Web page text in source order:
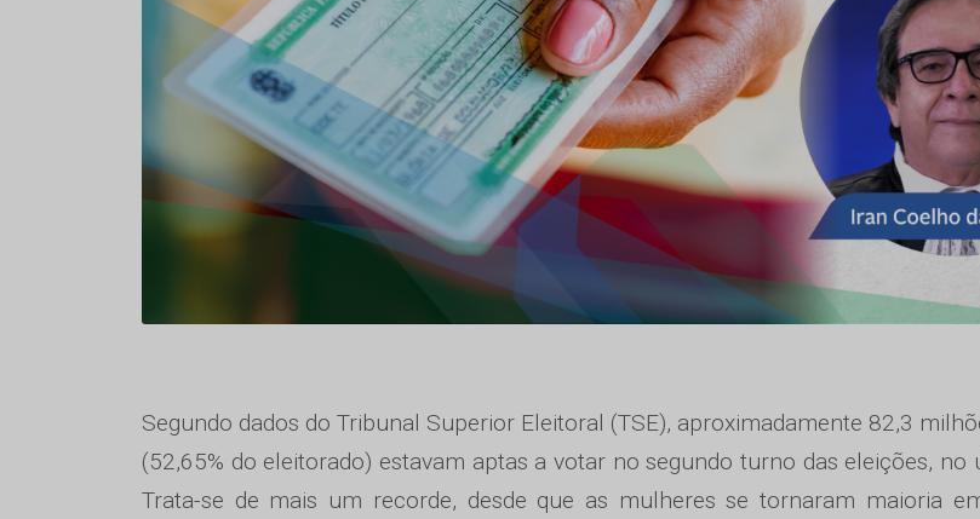
Segundo dados do Tribunal Superior Eleitoral (TSE), aproximadamente 82,3
(52,65% do eleitorado) estavam aptas a votar no segundo turno das eleições, no
Trata-se de mais um recorde, desde que as mulheres se tornaram maioria